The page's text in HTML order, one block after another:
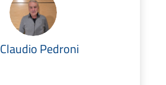
Claudio Pedroni